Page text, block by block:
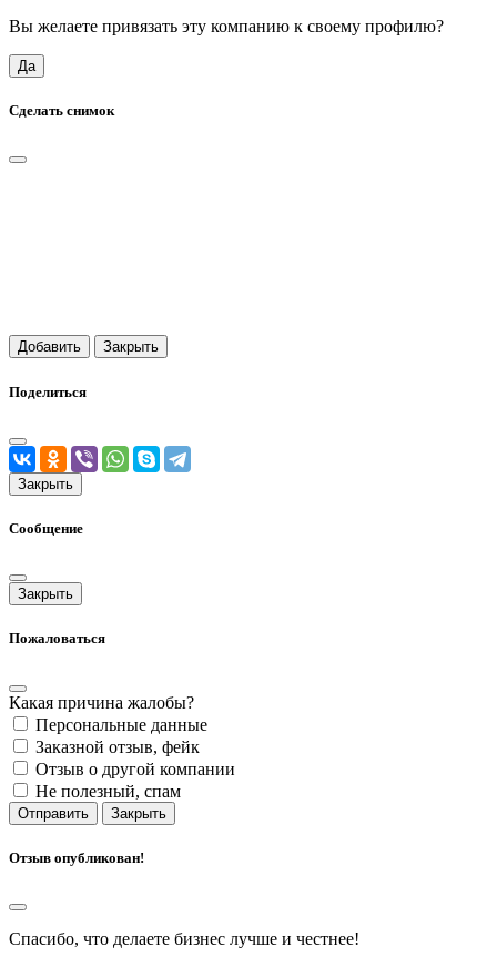
Вы желаете привязать эту компанию к своему профилю?
Да
Сделать снимок
Добавить Закрыть
Поделиться
Закрыть
Сообщение
Закрыть
Пожаловаться
Какая причина жалобы?
Персональные данные
Заказной отзыв, фейк
Отзыв о другой компании
Не полезный, спам
Отправить Закрыть
Отзыв опубликован!
Спасибо, что делаете бизнес лучше и честнее!